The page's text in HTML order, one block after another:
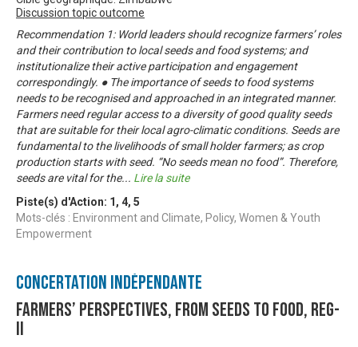
Discussion topic outcome
Recommendation 1: World leaders should recognize farmers’ roles
and their contribution to local seeds and food systems; and
institutionalize their active participation and engagement
correspondingly. ● The importance of seeds to food systems
needs to be recognised and approached in an integrated manner.
Farmers need regular access to a diversity of good quality seeds
that are suitable for their local agro-climatic conditions. Seeds are
fundamental to the livelihoods of small holder farmers; as crop
production starts with seed. “No seeds mean no food”. Therefore,
seeds are vital for the... Lire la suite
Piste(s) d'Action: 1 , 4, 5
Mots-clés : Environment and Climate, Policy, Women & Youth
Empowerment
Concertation Indépendante
Farmers’ Perspectives, from Seeds to Food, Reg-
II